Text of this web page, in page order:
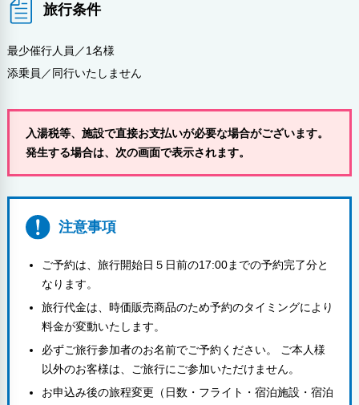
旅行条件
最少催行人員／1名様
添乗員／同行いたしません
入湯税等、施設で直接お支払いが必要な場合がございます。
発生する場合は、次の画面で表示されます。
注意事項
ご予約は、旅行開始日５日前の17:00までの予約完了分と
なります。
旅行代金は、時価販売商品のため予約のタイミングにより
料金が変動いたします。
必ずご旅行参加者のお名前でご予約ください。 ご本人様
以外のお客様は、ご旅行にご参加いただけません。
お申込み後の旅程変更（日数・フライト・宿泊施設・宿泊